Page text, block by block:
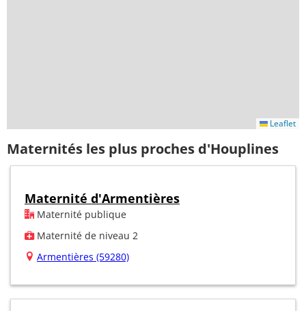
Leaflet
Maternités les plus proches d'Houplines
Maternité d'Armentières
Maternité publique
Maternité de niveau 2
Armentières (59280)